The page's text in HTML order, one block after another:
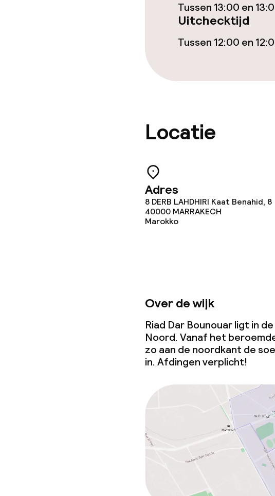
Eet- en drinkdiensten
Lunch, vast menu
Dieetopties
Tussen 13:00 en
Uitchecktijd
Tussen 12:00 en
Locatie
Adres
8 DERB LAHDHIRI Kaat Benahid, 8
40000 MARRAKECH
Marokko
Over de wijk
Riad Dar Bounouar ligt in
Noord. Vanaf het
zo aan de noordkant de
in. Afdingen verplicht!